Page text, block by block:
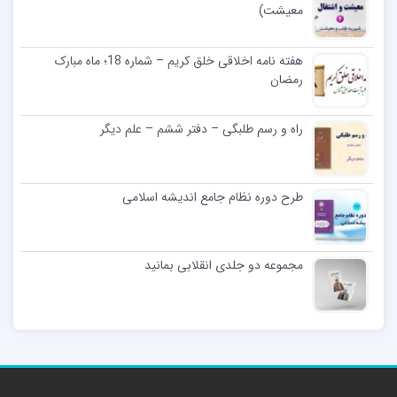
معیشت)
هفته نامه اخلاقی خلق کریم – شماره 18؛ ماه مبارک
رمضان
راه و رسم طلبگی – دفتر ششم – علم دیگر
طرح دوره نظام جامع اندیشه اسلامی
مجموعه دو جلدی انقلابی بمانید